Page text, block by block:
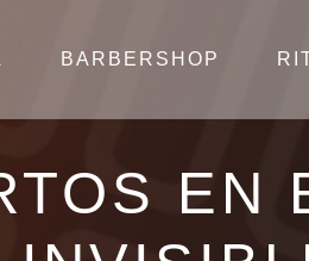
BARBERSHOP
EN